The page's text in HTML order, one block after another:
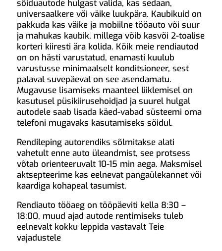
sõiduautode hulgast valida, kas sedaan,
universaalkere või väike luukpära. Kaubikuid on
pakkuda kas väike ja mobiilne tööauto või suur
ja mahukas kaubik, millega võib kasvõi 2-toalise
korteri kiiresti ära kolida. Kõik meie rendiautod
on on hästi varustatud, enamasti kuulub
varustusse minimaalselt konditsioneer, sest
palaval suvepäeval on see asendamatu.
Mugavuse lisamiseks maanteel liiklemisel on
kasutusel püsikiirusehoidjad ja suurel hulgal
autodele saab lisada käed-vabad süsteemi oma
telefoni mugavaks kasutamiseks sõidul.
Rendileping autorendiks sõlmitakse alati
vahetult enne auto üleandmist, see protsess
võtab orienteeruvalt 10-15 min aega. Maksmisel
aktsepteerime kas eelnevat pangaülekannet või
kaardiga kohapeal tasumist.
Rendiauto tööaeg on tööpäeviti kella 8:30 –
18:00, muud ajad autode rentimiseks tuleb
eelnevalt kokku leppida vastavalt Teie
vajadustele